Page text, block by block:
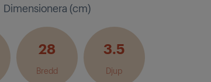
Dimensionera (cm)
28
Bredd
3.5
Djup